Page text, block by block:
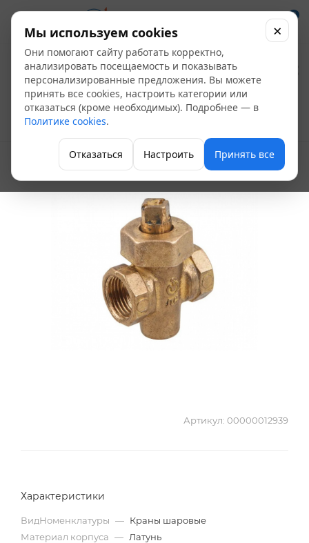
0
Кран пробковый
11б6бк Ду-40
Краны пробковые
Артикул: 00000012939
Характеристики
ВидНоменклатуры — Краны шаровые
Материал корпуса — Латунь
Мы используем cookies
Они помогают сайту работать корректно,
анализировать посещаемость и показывать
персонализированные предложения. Вы можете
принять все cookies, настроить категории или
отказаться (кроме необходимых). Подробнее — в
Политике cookies.
Отказаться Настроить Принять все
×